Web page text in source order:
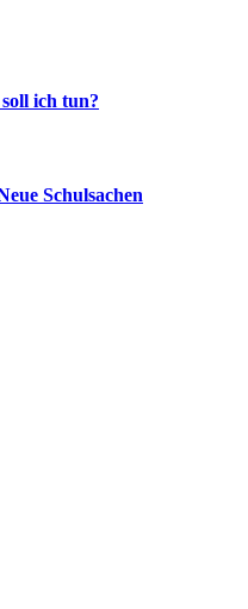
ich tun?
Schulsachen